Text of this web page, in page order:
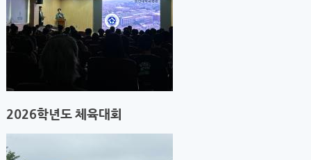
2026학년도 체육대회